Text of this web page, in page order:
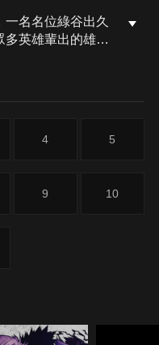
名名位綠谷出久
多英雄輩出的雄英
嘲笑也不改志
4 5
9 10